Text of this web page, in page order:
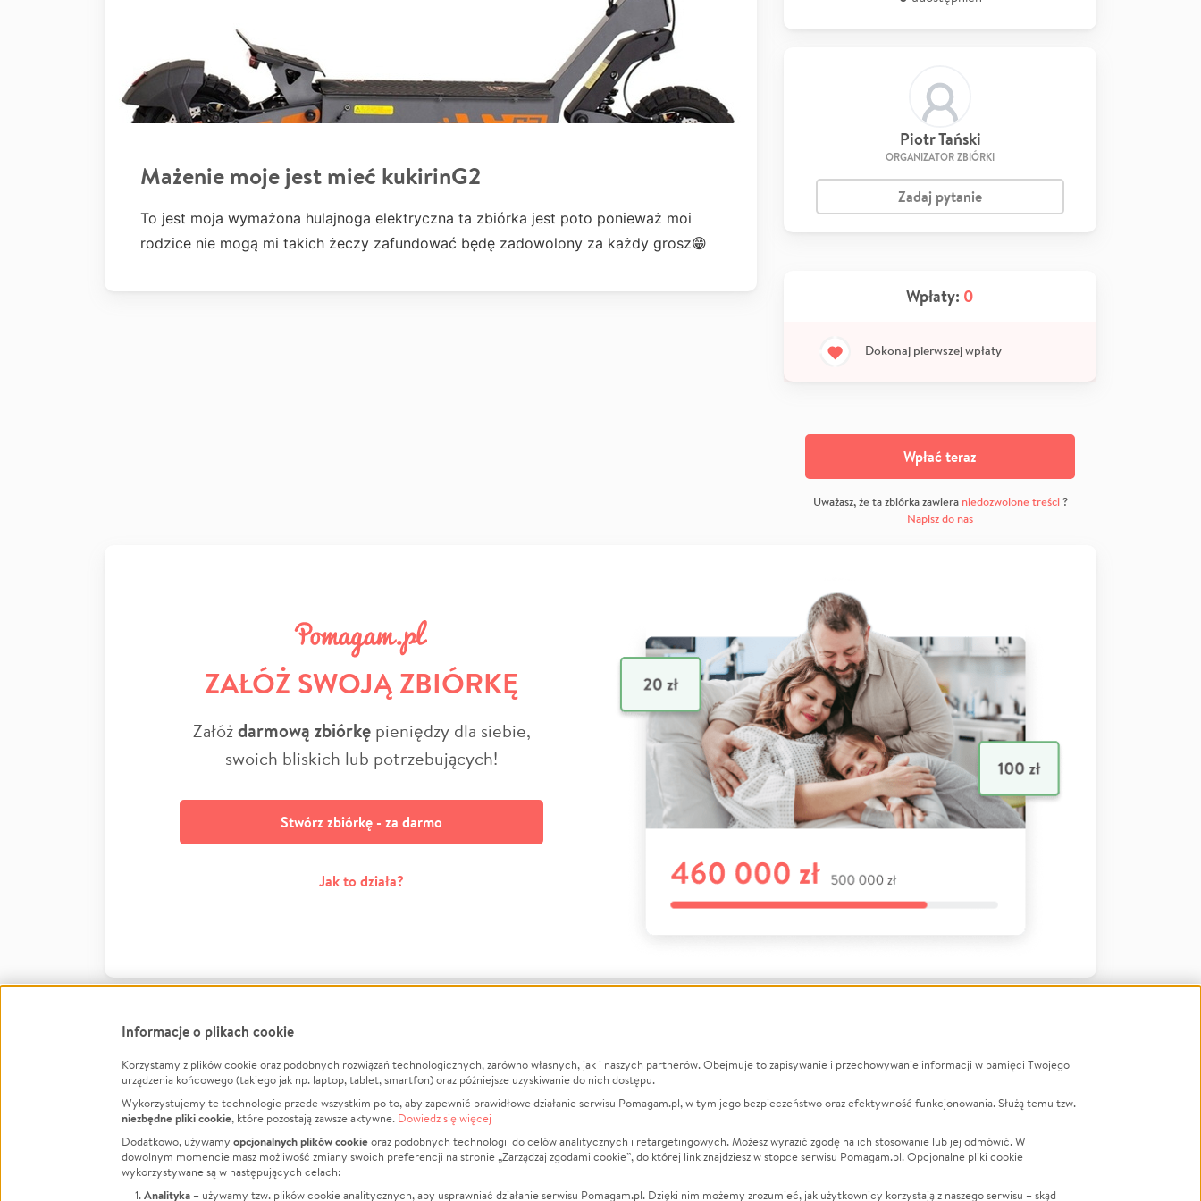
Mażenie moje jest mieć kukirinG2
To jest moja wymażona hulajnoga elektryczna ta zbiórka jest poto ponieważ moi
rodzice nie mogą mi takich żeczy zafundować będę zadowolony za każdy grosz😁
Piotr Tański
ORGANIZATOR ZBIÓRKI
Zadaj pytanie
Wpłaty: 0
Dokonaj pierwszej wpłaty
Wpłać teraz
Uważasz, że ta zbiórka zawiera niedozwolone treści?
Napisz do nas
ZAŁÓŻ SWOJĄ ZBIÓRKĘ
Załóżdarmową zbiórkępieniędzy dla siebie,
swoich bliskich lub potrzebujących!
Stwórz zbiórkę - za darmo
Jak to działa?
FacebookTwitter Instagram
LinkedInTikTok Youtube
Informacje
Jak to działa?
Regulamin
Polityka Prywatności
O nas
Opinie
Raporty
Za darmo
Zbieraj na
Leczenie
Zwierzęta
Pożar
LGBTQ+
Powódź
Wichura
Informacje o plikach cookie
Korzystamy z plików cookie oraz podobnych rozwiązań technologicznych, zarówno własnych, jak i naszych partnerów. Obejmuje to zapisywanie i przechowywanie informacji w pamięci Twojego
urządzenia końcowego (takiego jak np. laptop, tablet, smartfon) oraz późniejsze uzyskiwanie do nich dostępu.
Wykorzystujemy te technologie przede wszystkim po to, aby zapewnić prawidłowe działanie serwisu Pomagam.pl, w tym jego bezpieczeństwo oraz efektywność funkcjonowania. Służą temu tzw.
niezbędne pliki cookie, które pozostają zawsze aktywne. Dowiedz się więcej
Dodatkowo, używamy opcjonalnych plików cookieoraz podobnych technologii do celów analitycznych i retargetingowych. Możesz wyrazić zgodę na ich stosowanie lub jej odmówić. W
dowolnym momencie masz możliwość zmiany swoich preferencji na stronie „Zarządzaj zgodami cookie”, do której link znajdziesz w stopce serwisu Pomagam.pl. Opcjonalne pliki cookie
wykorzystywane są w następujących celach:
Analityka – używamy tzw. plików cookie analitycznych, aby usprawniać działanie serwisu Pomagam.pl. Dzięki nim możemy zrozumieć, jak użytkownicy korzystają z naszego serwisu – skąd